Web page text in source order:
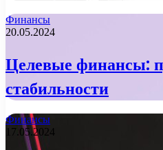
Финансы
20.05.2024
Целевые финансы:
стабильности
Финансы
17.05.2024